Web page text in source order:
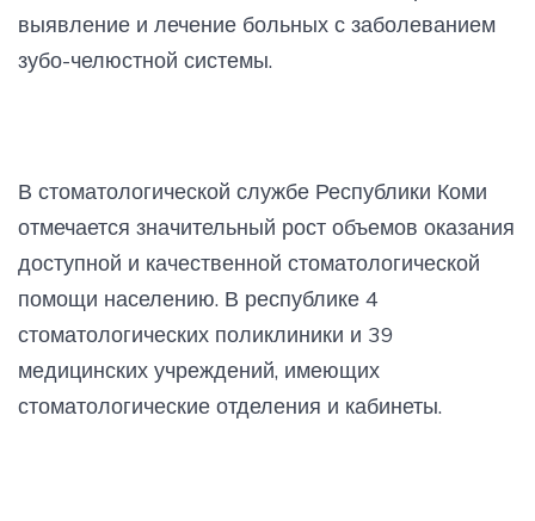
выявление и лечение больных с заболеванием
зубо-челюстной системы.
В стоматологической службе Республики Коми
отмечается значительный рост объемов оказания
доступной и качественной стоматологической
помощи населению. В республике 4
стоматологических поликлиники и 39
медицинских учреждений, имеющих
стоматологические отделения и кабинеты.